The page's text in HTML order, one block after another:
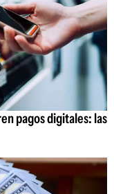
pagos digitales: las